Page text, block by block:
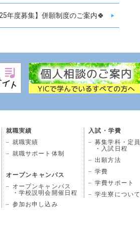
年度募集】併願制度のご案内🍀
就職実績
就職実績
就職サポート体制
オープンキャンパス
オープンキャンパス
・学校説明会開催日程
参加お申し込み
入試・学費
募集学科・定員
・入試日程
出願方法
学費
学費サポート
学生寮について